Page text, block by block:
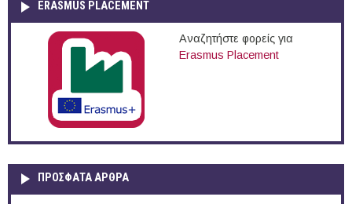
ERASMUS PLACEMENT
Αναζητήστε φορείς για
Erasmus Placement
ΠΡOΣΦΑΤΑ AΡΘΡΑ